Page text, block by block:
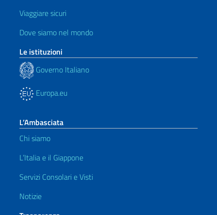
Viaggiare sicuri
Dove siamo nel mondo
Le istituzioni
Governo Italiano
Europa.eu
L’Ambasciata
Chi siamo
L’Italia e il Giappone
Servizi Consolari e Visti
Notizie